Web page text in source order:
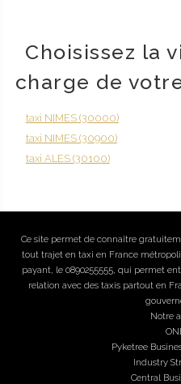
Choisissez la
charge de
taxi NIMES (30000)
taxi NIMES (30900)
taxi ALES (30100)
Ce site permet de connaître
tout trajet en taxi en France
payant, le 0890255555, qui permet
relation avec des taxis partout en
Notre
Pyketree
Industry
Central